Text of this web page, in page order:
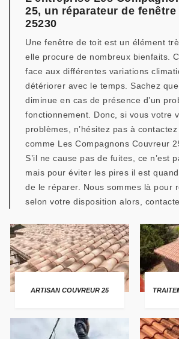
25, un réparateur de
25230
Une fenêtre de toit est un élément
elle procure de nombreux bienfaits.
face aux différentes variations
détériorer avec le temps. Sachez
diminue en cas de présence d’un
fonctionnement. Donc, si vous votre
problèmes, n’hésitez pas à
comme Les Compagnons Couvreur
S’il ne cause pas de fuites, ce n’est
mais pour éviter les pires il est
de le réparer. Nous sommes là pour
selon votre disposition alors,
ARTISAN COUVREUR 25